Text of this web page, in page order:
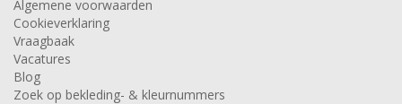
Algemene voorwaarden
Cookieverklaring
Vraagbaak
Vacatures
Blog
Zoek op bekleding- & kleurnummers